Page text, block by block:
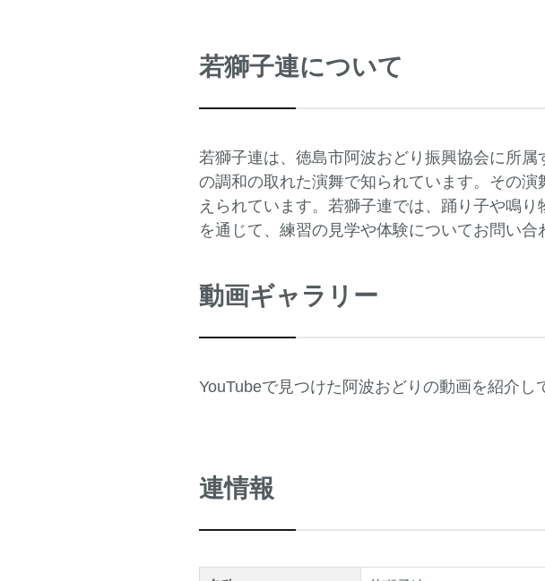
若獅子連について
若獅子連は、徳島市阿波おどり振興協会に所
の調和の取れた演舞で知られています。その
えられています。若獅子連では、踊り子や鳴
を通じて、練習の見学や体験についてお問い合
動画ギャラリー
YouTubeで見つけた阿波おどりの動画を紹介し
連情報